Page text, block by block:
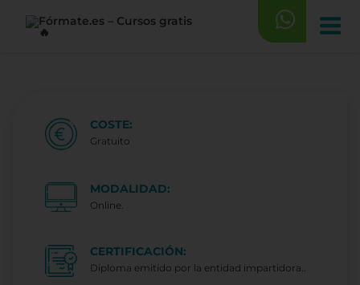
COSTE:
Gratuito
MODALIDAD:
Online.
CERTIFICACIÓN:
Diploma emitido por la entidad impartidora..